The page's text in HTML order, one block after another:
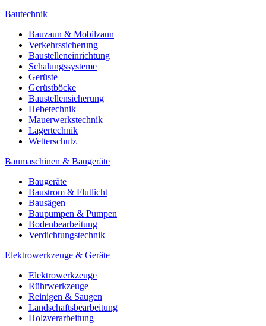
Bautechnik
Bauzaun & Mobilzaun
Verkehrssicherung
Baustelleneinrichtung
Schalungssysteme
Gerüste
Gerüstböcke
Baustellensicherung
Hebetechnik
Mauerwerkstechnik
Lagertechnik
Wetterschutz
Baumaschinen & Baugeräte
Baugeräte
Baustrom & Flutlicht
Bausägen
Baupumpen & Pumpen
Bodenbearbeitung
Verdichtungstechnik
Elektrowerkzeuge & Geräte
Elektrowerkzeuge
Rührwerkzeuge
Reinigen & Saugen
Landschaftsbearbeitung
Holzverarbeitung